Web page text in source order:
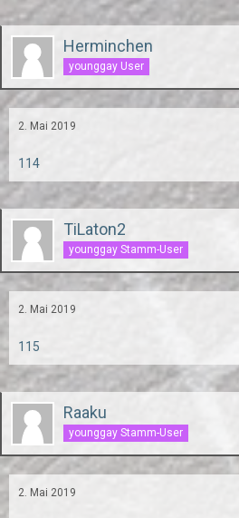
Herminchen
younggay User
2. Mai 2019
114
TiLaton2
younggay Stamm-User
2. Mai 2019
115
Raaku
younggay Stamm-User
2. Mai 2019